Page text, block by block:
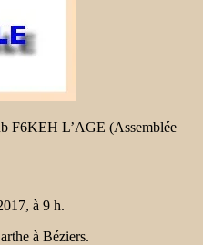
F6KEH L’AGE (Assemblée
à 9 h.
à Béziers.